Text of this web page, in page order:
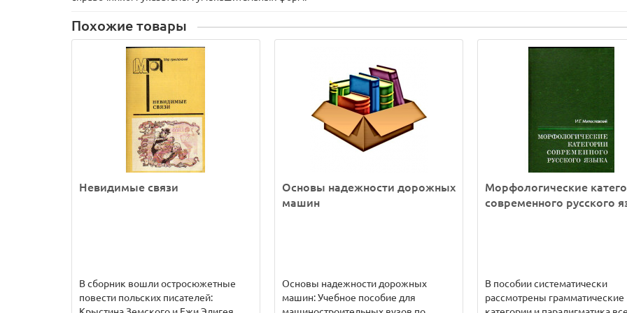
Похожие товары
Невидимые связи
В сборник вошли остросюжетные
повести польских писателей:
Основы надежности дорожных
машин
Основы надежности дорожных
машин: Учебное пособие для
Морфологические
современного русского
В пособии систематически
рассмотрены грамматические